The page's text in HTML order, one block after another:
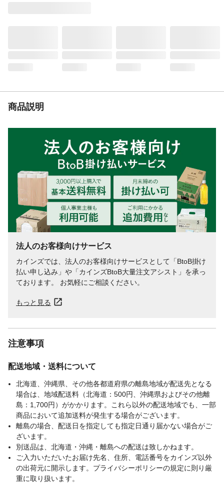
種類
水性
ニッペホームプロダクツ株式会社
株式会社カインズ
水
うすめ方
水で5%以内を目安にうすめてください
液性
水性
乾燥時間
●夏(30℃):約1時間●冬(10℃):約2時間●(塗り
重ねは、4時間以上あけてください)
使用可能な素材
屋内外の木部・鉄部・コンクリート・素焼
消防法分類
非危険物
塗り面積
1回塗り約1平方メートル
保管上の注意
残った塗料は、フタをし、直射日光や0℃以
下の場所を避けて保存してください。
商品説明
法人のお客様向けサービス
カインズでは、法人のお客様向けサービスとして「BtoB掛け
払い申し込み」や「カインズBtoB大量注文アシスト」を承っ
ております。 お気軽にご相談ください。
もっと見る
注意事項
配送地域・送料について
北海道、沖縄県、その他各都道府県の離島地域が配送先となる
場合は、地域配送料（北海道：500円、沖縄県およびその他離
島：1,700円）がかかります。これら以外の配送地域でも、一部
商品において追加送料が発生する場合がございます。
離島の場合、配送日を指定しても指定日通り届かない場合がご
ざいます。
別送品は、北海道・沖縄・離島への配送は致しかねます。
ご入力いただいたお届け先名、住所、電話番号をカインズ以外
の出荷元に開示します。プライバシーポリシーの規定に則り厳
重に取り扱います。